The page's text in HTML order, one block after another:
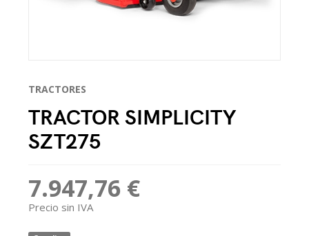
TRACTORES
TRACTOR SIMPLICITY
SZT275
7.947,76 €
Precio sin IVA